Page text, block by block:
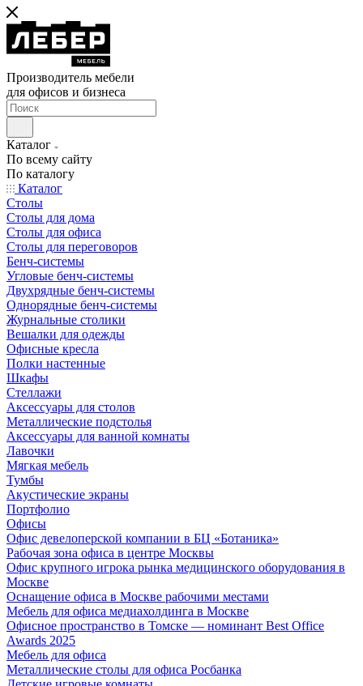
Производитель мебели
для офисов и бизнеса
Каталог
По всему сайту
По каталогу
Каталог
Столы
Столы для дома
Столы для офиса
Столы для переговоров
Бенч-системы
Угловые бенч-системы
Двухрядные бенч-системы
Однорядные бенч-системы
Журнальные столики
Вешалки для одежды
Офисные кресла
Полки настенные
Шкафы
Стеллажи
Аксессуары для столов
Металлические подстолья
Аксессуары для ванной комнаты
Лавочки
Мягкая мебель
Тумбы
Акустические экраны
Портфолио
Офисы
Офис девелоперской компании в БЦ «Ботаника»
Рабочая зона офиса в центре Москвы
Офис крупного игрока рынка медицинского оборудования в
Москве
Оснащение офиса в Москве рабочими местами
Мебель для офиса медиахолдинга в Москве
Офисное пространство в Томске — номинант Best Office
Awards 2025
Мебель для офиса
Металлические столы для офиса Росбанка